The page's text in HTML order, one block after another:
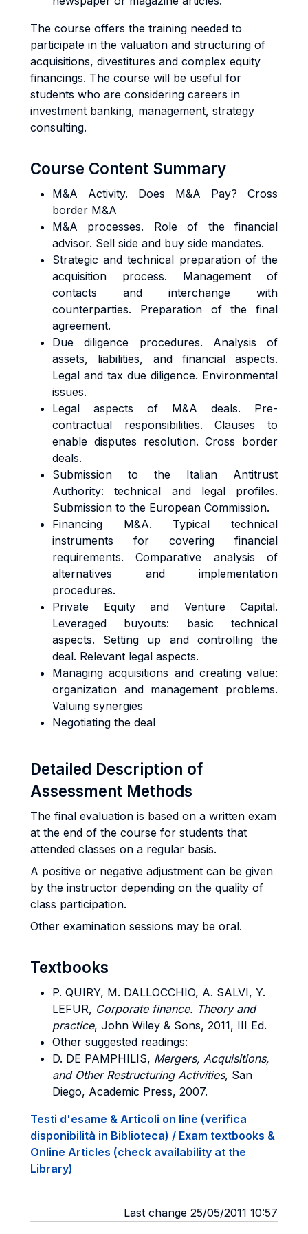
The course offers the training needed to
participate in the valuation and structuring of
acquisitions, divestitures and complex equity
financings. The course will be useful for
students who are considering careers in
investment banking, management, strategy
consulting.
Course Content Summary
M&A Activity. Does M&A Pay? Cross
border M&A
M&A processes. Role of the financial
advisor. Sell side and buy side mandates.
Strategic and technical preparation of the
acquisition process. Management of
contacts and interchange with
counterparties. Preparation of the final
agreement.
Due diligence procedures. Analysis of
assets, liabilities, and financial aspects.
Legal and tax due diligence. Environmental
issues.
Legal aspects of M&A deals. Pre-
contractual responsibilities. Clauses to
enable disputes resolution. Cross border
deals.
Submission to the Italian Antitrust
Authority: technical and legal profiles.
Submission to the European Commission.
Financing M&A. Typical technical
instruments for covering financial
requirements. Comparative analysis of
alternatives and implementation
procedures.
Private Equity and Venture Capital.
Leveraged buyouts: basic technical
aspects. Setting up and controlling the
deal. Relevant legal aspects.
Managing acquisitions and creating value:
organization and management problems.
Valuing synergies
Negotiating the deal
Detailed Description of
Assessment Methods
The final evaluation is based on a written exam
at the end of the course for students that
attended classes on a regular basis.
A positive or negative adjustment can be given
by the instructor depending on the quality of
class participation.
Other examination sessions may be oral.
Textbooks
P. QUIRY, M. DALLOCCHIO, A. SALVI, Y.
LEFUR, Corporate finance. Theory and
practice, John Wiley & Sons, 2011, III Ed.
Other suggested readings:
D. DE PAMPHILIS, Mergers, Acquisitions,
and Other Restructuring Activities, San
Diego, Academic Press, 2007.
Testi d'esame & Articoli on line (verifica
disponibilità in Biblioteca) / Exam textbooks &
Online Articles (check availability at the
Library)
Last change 25/05/2011 10:57